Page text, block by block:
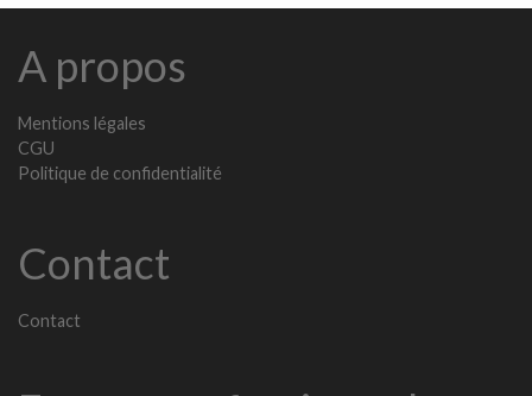
A propos
Mentions légales
CGU
Politique de confidentialité
Contact
Contact